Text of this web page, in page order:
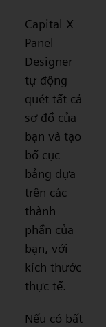
Capital X
Panel
Designer
tự động
quét tất cả
sơ đồ của
bạn và tạo
bố cục
bảng dựa
trên các
thành
phần của
bạn, với
kích thước
thực tế.
Nếu có bất